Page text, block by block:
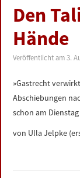
Den
Hände
Veröffentlicht am3.
»Gastrecht
Abschiebungen
schon am
von Ulla Jelpke